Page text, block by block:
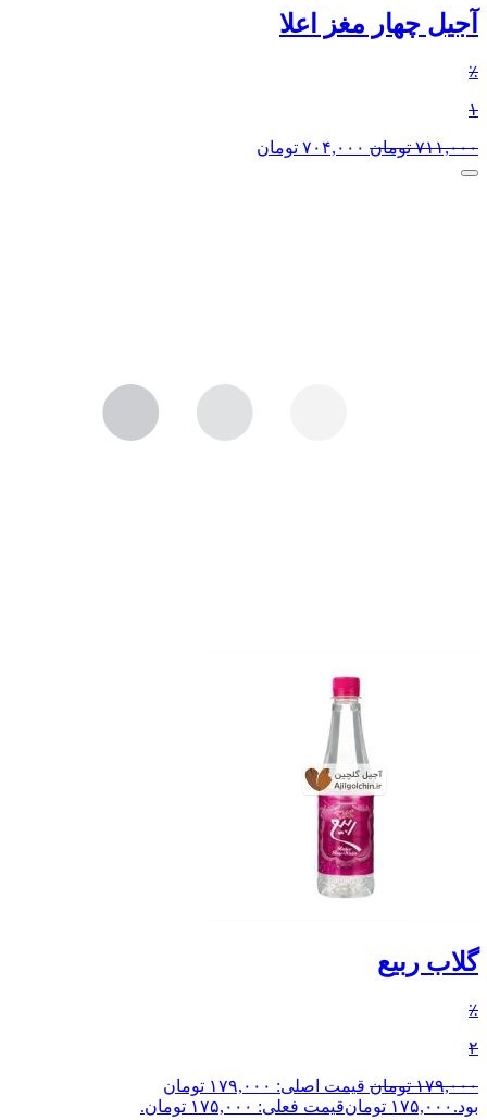
آجیل چهار مغز اعلا
٪
۱
۷۱۱,۰۰۰ تومان ۷۰۴,۰۰۰ تومان
گلاب ربیع
٪
۲
۱۷۹,۰۰۰ تومان
قیمت اصلی: ۱۷۹,۰۰۰ تومان
بود. ۱۷۵,۰۰۰ تومانقیمت فعلی: ۱۷۵,۰۰۰ تومان.